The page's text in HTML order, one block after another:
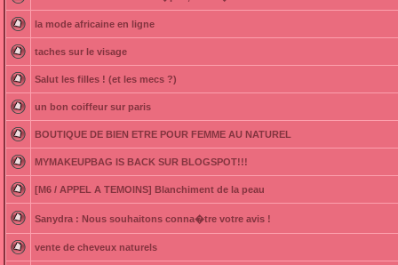
la mode africaine en ligne
taches sur le visage
Salut les filles ! (et les mecs ?)
un bon coiffeur sur paris
BOUTIQUE DE BIEN ETRE POUR FEMME AU NATUREL
MYMAKEUPBAG IS BACK SUR BLOGSPOT!!!
[M6 / APPEL A TEMOINS] Blanchiment de la peau
Sanydra : Nous souhaitons conna�tre votre avis !
vente de cheveux naturels